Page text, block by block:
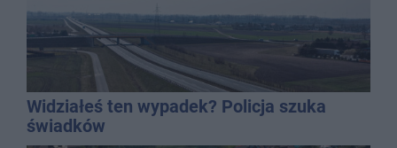
Widziałeś ten wypadek? Policja szuka
świadków